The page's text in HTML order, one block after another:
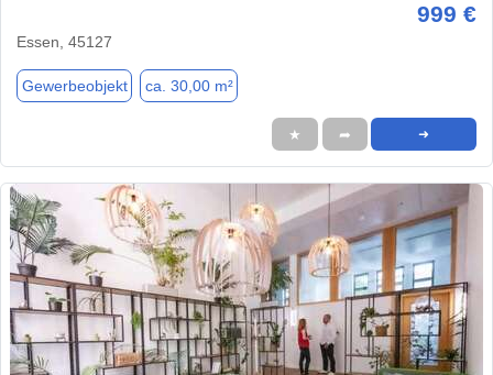
999 €
Essen, 45127
Gewerbeobjekt ca. 30,00 m²
★ ➦ ➜